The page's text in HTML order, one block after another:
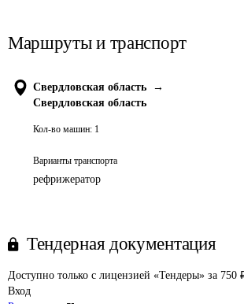
Маршруты и транспорт
Свердловская область
→
Свердловская область
Кол-во машин: 1
Варианты транспорта
рефрижератор
Тендерная документация
Доступно только с лицензией «Тендеры» за 750
Вход